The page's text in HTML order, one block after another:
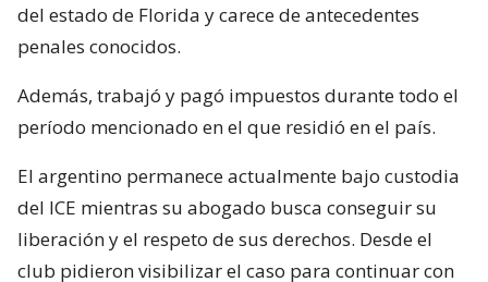
del estado de Florida y carece de antecedentes
penales conocidos.
Además, trabajó y pagó impuestos durante todo el
período mencionado en el que residió en el país.
El argentino permanece actualmente bajo custodia
del ICE mientras su abogado busca conseguir su
liberación y el respeto de sus derechos. Desde el
club pidieron visibilizar el caso para continuar con